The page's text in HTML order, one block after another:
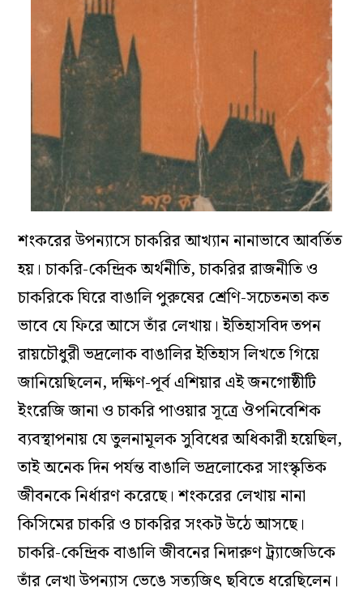
শংকরের উপন্যাসে চাকরির আখ্যান নানাভাবে আবর্তিত
হয়। চাকরি-কেন্দ্রিক অর্থনীতি, চাকরির রাজনীতি ও
চাকরিকে ঘিরে বাঙালি পুরুষের শ্রেণি-সচেতনতা কত
ভাবে যে ফিরে আসে তাঁর লেখায়। ইতিহাসবিদ তপন
রায়চৌধুরী ভদ্রলোক বাঙালির ইতিহাস লিখতে গিয়ে
জানিয়েছিলেন, দক্ষিণ-পূর্ব এশিয়ার এই জনগোষ্ঠীটি
ইংরেজি জানা ও চাকরি পাওয়ার সূত্রে ঔপনিবেশিক
ব্যবস্থাপনায় যে তুলনামূলক সুবিধের অধিকারী হয়েছিল,
তাই অনেক দিন পর্যন্ত বাঙালি ভদ্রলোকের সাংস্কৃতিক
জীবনকে নির্ধারণ করেছে। শংকরের লেখায় নানা
কিসিমের চাকরি ও চাকরির সংকট উঠে আসছে।
চাকরি-কেন্দ্রিক বাঙালি জীবনের নিদারুণ ট্র্যাজেডিকে
তাঁর লেখা উপন্যাস ভেঙে সত্যজিৎ ছবিতে ধরেছিলেন।